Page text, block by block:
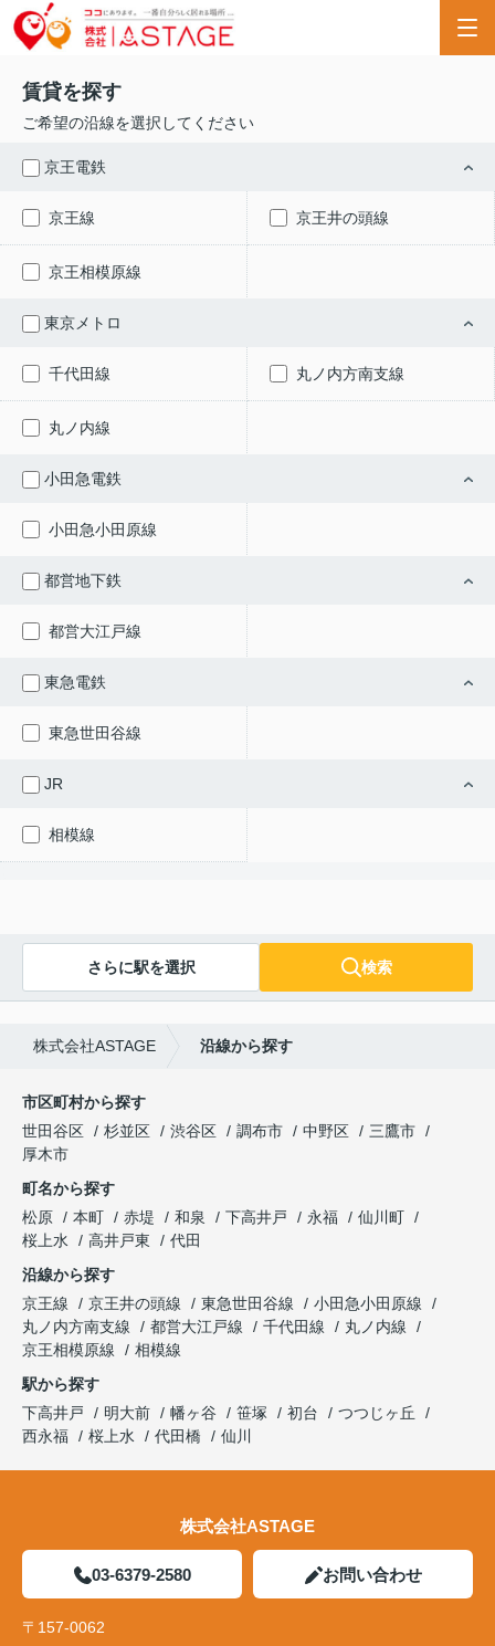
賃貸を探す
ご希望の沿線を選択してください
京王電鉄
京王線 京王井の頭線
京王相模原線
東京メトロ
千代田線 丸ノ内方南支線
丸ノ内線
小田急電鉄
小田急小田原線
都営地下鉄
都営大江戸線
東急電鉄
東急世田谷線
JR
相模線
さらに駅を選択 検索
株式会社ASTAGE 沿線から探す
市区町村から探す
世田谷区
杉並区 渋谷区 調布市 中野区
三鷹市
厚木市
町名から探す
松原
本町 赤堤 和泉 下高井戸 永福
仙川町
桜上水
高井戸東
代田
沿線から探す
京王線
京王井の頭線 東急世田谷線
小田急小田原線
丸ノ内方南支線
都営大江戸線 千代田線
丸ノ内線
京王相模原線
相模線
駅から探す
下高井戸
明大前 幡ヶ谷 笹塚 初台
つつじヶ丘
西永福
桜上水 代田橋 仙川
株式会社ASTAGE
03-6379-2580 お問い合わせ
〒157-0062